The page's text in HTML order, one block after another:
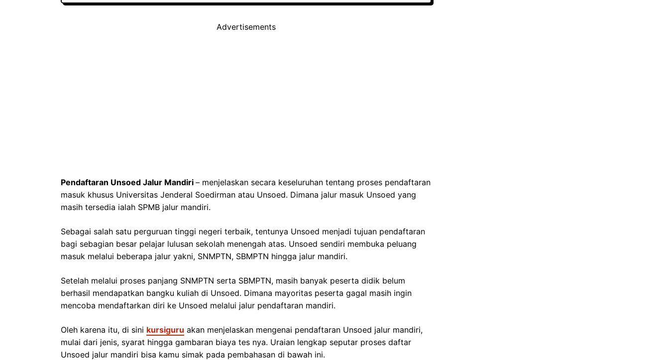
Advertisements
Pendaftaran Unsoed Jalur Mandiri – menjelaskan secara keseluruhan tentang proses pendaftaran
masuk khusus Universitas Jenderal Soedirman atau Unsoed. Dimana jalur masuk Unsoed yang
masih tersedia ialah SPMB jalur mandiri.
Sebagai salah satu perguruan tinggi negeri terbaik, tentunya Unsoed menjadi tujuan pendaftaran
bagi sebagian besar pelajar lulusan sekolah menengah atas. Unsoed sendiri membuka peluang
masuk melalui beberapa jalur yakni, SNMPTN, SBMPTN hingga jalur mandiri.
Setelah melalui proses panjang SNMPTN serta SBMPTN, masih banyak peserta didik belum
berhasil mendapatkan bangku kuliah di Unsoed. Dimana mayoritas peserta gagal masih ingin
mencoba mendaftarkan diri ke Unsoed melalui jalur pendaftaran mandiri.
Oleh karena itu, di sini kursiguru akan menjelaskan mengenai pendaftaran Unsoed jalur mandiri,
mulai dari jenis, syarat hingga gambaran biaya tes nya. Uraian lengkap seputar proses daftar
Unsoed jalur mandiri bisa kamu simak pada pembahasan di bawah ini.